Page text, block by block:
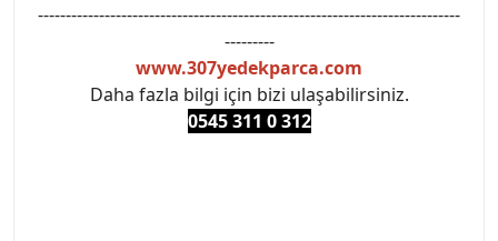
----------------------------------------------------------------------------
---------
www.307yedekparca.com
Daha fazla bilgi için bizi ulaşabilirsiniz.
0545 311 0 312